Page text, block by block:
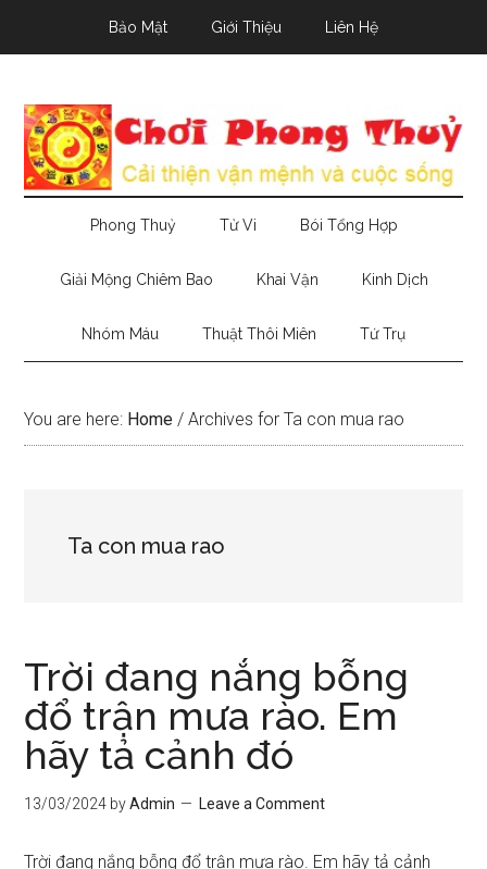
Bảo Mật Giới Thiệu Liên Hệ
Phong Thuỷ Tử Vi Bói Tổng Hợp
Giải Mộng Chiêm Bao Khai Vận Kinh Dịch
Nhóm Máu Thuật Thôi Miên Tứ Trụ
You are here: Home / Archives for Ta con mua rao
Ta con mua rao
Trời đang nắng bỗng
đổ trận mưa rào. Em
hãy tả cảnh đó
13/03/2024 byAdmin Leave a Comment
Trời đang nắng bỗng đổ trận mưa rào. Em hãy tả cảnh